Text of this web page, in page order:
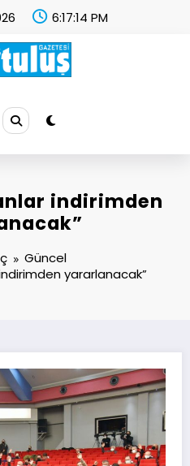
6:17:15 PM
indirimden
Güncel
yararlanacak”